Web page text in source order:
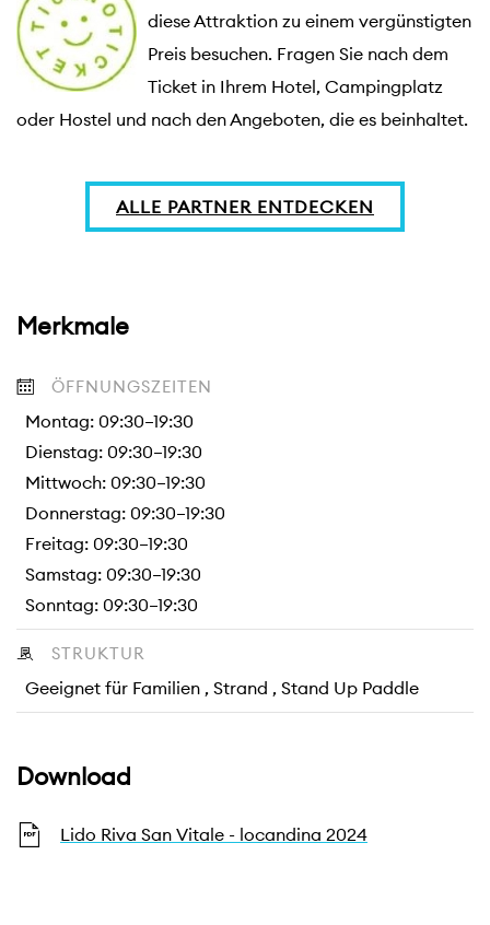
diese Attraktion zu einem vergünstigten
Preis besuchen. Fragen Sie nach dem
Ticket in Ihrem Hotel, Campingplatz
oder Hostel und nach den Angeboten, die es beinhaltet.
ALLE PARTNER ENTDECKEN
Merkmale
ÖFFNUNGSZEITEN
Montag: 09:30–19:30
Dienstag: 09:30–19:30
Mittwoch: 09:30–19:30
Donnerstag: 09:30–19:30
Freitag: 09:30–19:30
Samstag: 09:30–19:30
Sonntag: 09:30–19:30
STRUKTUR
Geeignet für Familien , Strand , Stand Up Paddle
Download
Lido Riva San Vitale - locandina 2024